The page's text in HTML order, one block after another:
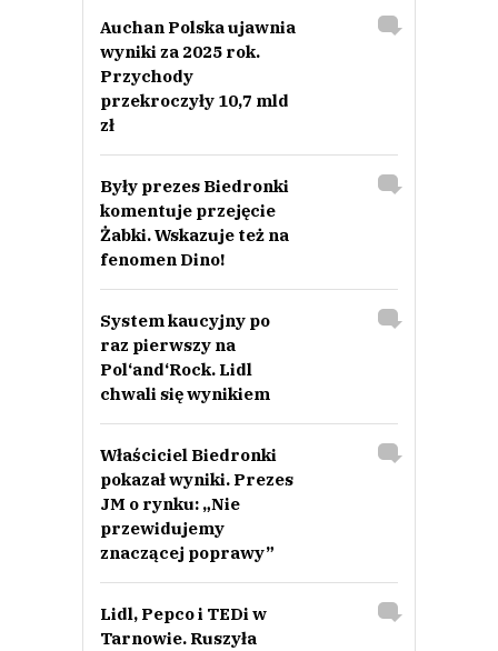
Auchan Polska ujawnia
wyniki za 2025 rok.
Przychody
przekroczyły 10,7 mld
zł
Były prezes Biedronki
komentuje przejęcie
Żabki. Wskazuje też na
fenomen Dino!
System kaucyjny po
raz pierwszy na
Pol‘and‘Rock. Lidl
chwali się wynikiem
Właściciel Biedronki
pokazał wyniki. Prezes
JM o rynku: „Nie
przewidujemy
znaczącej poprawy”
Lidl, Pepco i TEDi w
Tarnowie. Ruszyła